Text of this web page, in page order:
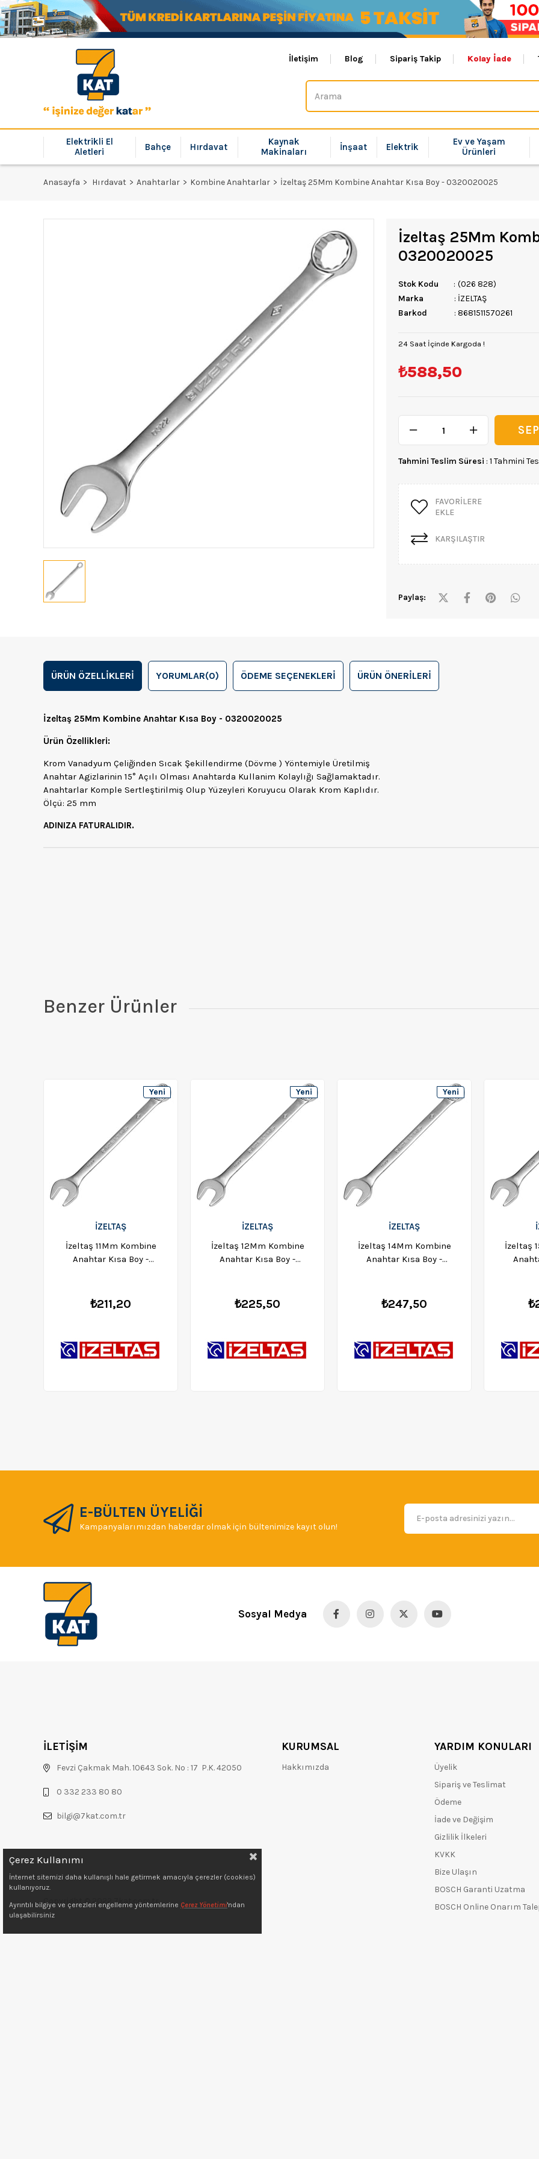
İletişim Blog Sipariş Takip Kolay İade
Elektrikli El
Aletleri
Bahçe Hırdavat
Kaynak
Makinaları
İnşaat Elektrik
Ev ve Yaşam
Ürünleri
Anasayfa Hırdavat Anahtarlar Kombine Anahtarlar İzeltaş 25Mm Kombine Anahtar Kısa Boy - 0320020025
İzeltaş 25Mm
0320020025
Stok Kodu
(026 828)
Marka
: İZELTAŞ
Barkod
: 8681511570261
24 Saat İçinde Kargoda !
₺588,50
Tahmini Teslim Süresi : 1 Tahmini
FAVORILERE
EKLE
KARŞILAŞTIR
Paylaş:
ÜRÜN ÖZELLIKLERI YORUMLAR(0) ÖDEME SEÇENEKLERI ÜRÜN ÖNERILERI
İzeltaş 25Mm Kombine Anahtar Kısa Boy - 0320020025
Ürün Özellikleri:
Krom Vanadyum Çeliğinden Sıcak Şekillendirme (Dövme ) Yöntemiyle Üretilmiş
Anahtar Agizlarinin 15° Açılı Olması Anahtarda Kullanim Kolaylığı Sağlamaktadır.
Anahtarlar Komple Sertleştirilmiş Olup Yüzeyleri Koruyucu Olarak Krom Kaplıdır.
Ölçü: 25 mm
ADINIZA FATURALIDIR.
Benzer Ürünler
İZELTAŞ
İzeltaş 11Mm Kombine
Anahtar Kısa Boy -
₺211,20
Yeni
Ürün
İZELTAŞ
İzeltaş 12Mm Kombine
Anahtar Kısa Boy -
₺225,50
Yeni
Ürün
İZELTAŞ
İzeltaş 14Mm Kombine
Anahtar Kısa Boy -
₺247,50
Yeni
Ürün
İzeltaş
E-BÜLTEN ÜYELİĞİ
Kampanyalarımızdan haberdar olmak için bültenimize kayıt olun!
Sosyal Medya
İLETİŞİM
Fevzi Çakmak Mah. 10643 Sok. No : 17 P.K. 42050
0 332 233 80 80
bilgi@7kat.com.tr
Copyright © 2022 7kat.com.tr
KURUMSAL
Hakkımızda
YARDIM KONULARI
Üyelik
Sipariş ve Teslimat
Ödeme
İade ve Değişim
Gizlilik İlkeleri
KVKK
Bize Ulaşın
BOSCH Garanti Uzatma
BOSCH Online Onarım
Çerez Kullanımı
İnternet sitemizi daha kullanışlı hale getirmek amacıyla çerezler (cookies)
kullanıyoruz.
Ayrıntılı bilgiye ve çerezleri engelleme yöntemlerine Çerez Yönetimi'ndan
ulaşabilirsiniz